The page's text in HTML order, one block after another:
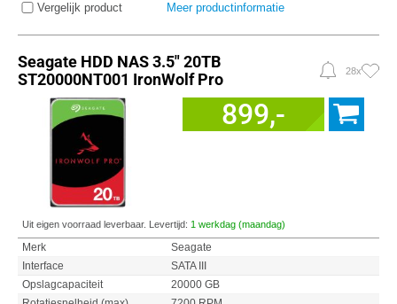
Vergelijk product Meer productinformatie
Seagate HDD NAS 3.5" 20TB
ST20000NT001 IronWolf Pro
28x
899,-
Uit eigen voorraad leverbaar. Levertijd: 1 werkdag (maandag)
Merk
Seagate
Interface
SATA III
Opslagcapaciteit
20000 GB